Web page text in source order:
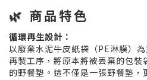
🌿 商品特色
循環再生設計：
以廢棄水泥牛皮紙袋（PE淋膜）
再製工序，將原本將被丟棄的包裝
的野餐墊。這不僅是一張野餐墊，